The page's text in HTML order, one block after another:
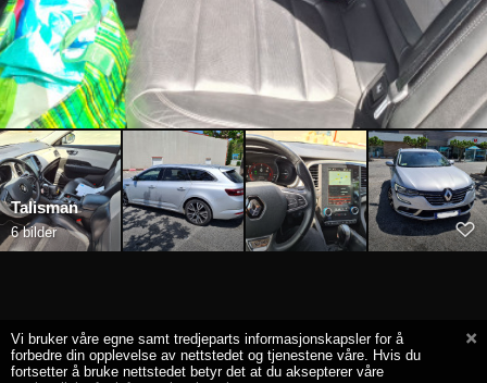
Talisman
6 bilder
Vi bruker våre egne samt tredjeparts informasjonskapsler for å
forbedre din opplevelse av nettstedet og tjenestene våre. Hvis du
fortsetter å bruke nettstedet betyr det at du aksepterer våre